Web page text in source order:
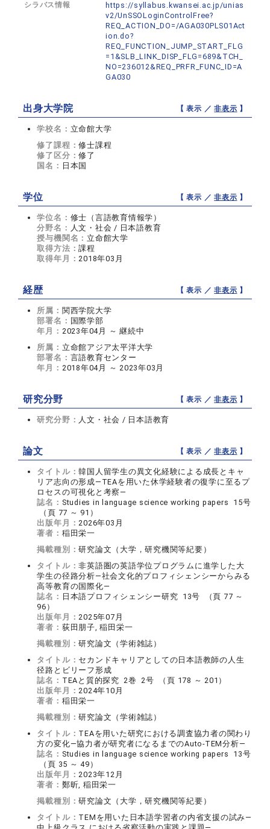
シラバス情報
https://syllabus.kwansei.ac.jp/unias
v2/UnSSOLoginControlFree?
REQ_ACTION_DO=/AGA030PLS01Act
ion.do?
REQ_FUNCTION_JUMP_START_FLG
=1&SLB_LINK_DISP_FLG=689&TCH_
NO=236012&REQ_PRFR_FUNC_ID=A
GA030
出身大学院 【 表示 ／非表示 】
学校名： 立命館大学
修了課程：修士課程
修了区分：修了
国名： 日本国
学位 【 表示 ／非表示 】
学位名： 修士（言語教育情報学）
分野名： 人文・社会 / 日本語教育
授与機関名： 立命館大学
取得方法：課程
取得年月：2018年03月
経歴 【 表示 ／非表示 】
所属： 関西学院大学
部署名： 国際学部
年月： 2023年04月 ～ 継続中
所属： 立命館アジア太平洋大学
部署名： 言語教育センター
年月： 2018年04月 ～ 2023年03月
研究分野 【 表示 ／非表示 】
研究分野： 人文・社会 / 日本語教育
論文 【 表示 ／非表示 】
タイトル：韓国人留学生の異文化経験による成長とキャ
リア志向の形成―TEAを用いた休学経験者の復学に至るプ
ロセスの可視化と考察―
誌名： Studies in language science working papers 15号
（頁 77 ～ 91）
出版年月：2026年03月
著者： 稲田栄一
掲載種別：研究論文（大学，研究機関等紀要）
タイトル：非英語圏の英語学位プログラムに進学した大
学生の径路分析―社会文化的プロフィシェンシーからみる
高等教育の国際化―
誌名： 日本語プロフィシェンシー研究 13号 （頁 77 ～
96）
出版年月：2025年07月
著者： 荻田朋子, 稲田栄一
掲載種別：研究論文（学術雑誌）
タイトル： セカンドキャリアとしての日本語教師の人生
径路とビリーフ形成
誌名： TEAと質的探究 2巻 2号 （頁 178 ～ 201）
出版年月：2024年10月
著者： 稲田栄一
掲載種別：研究論文（学術雑誌）
タイトル： TEAを用いた研究における調査協力者の関わり
方の変化―協力者が研究者になるまでのAuto-TEM分析―
誌名： Studies in language science working papers 13号
（頁 35 ～ 49）
出版年月：2023年12月
著者： 鄭昕, 稲田栄一
掲載種別：研究論文（大学，研究機関等紀要）
タイトル： TEMを用いた日本語学習者の内省支援の試み―